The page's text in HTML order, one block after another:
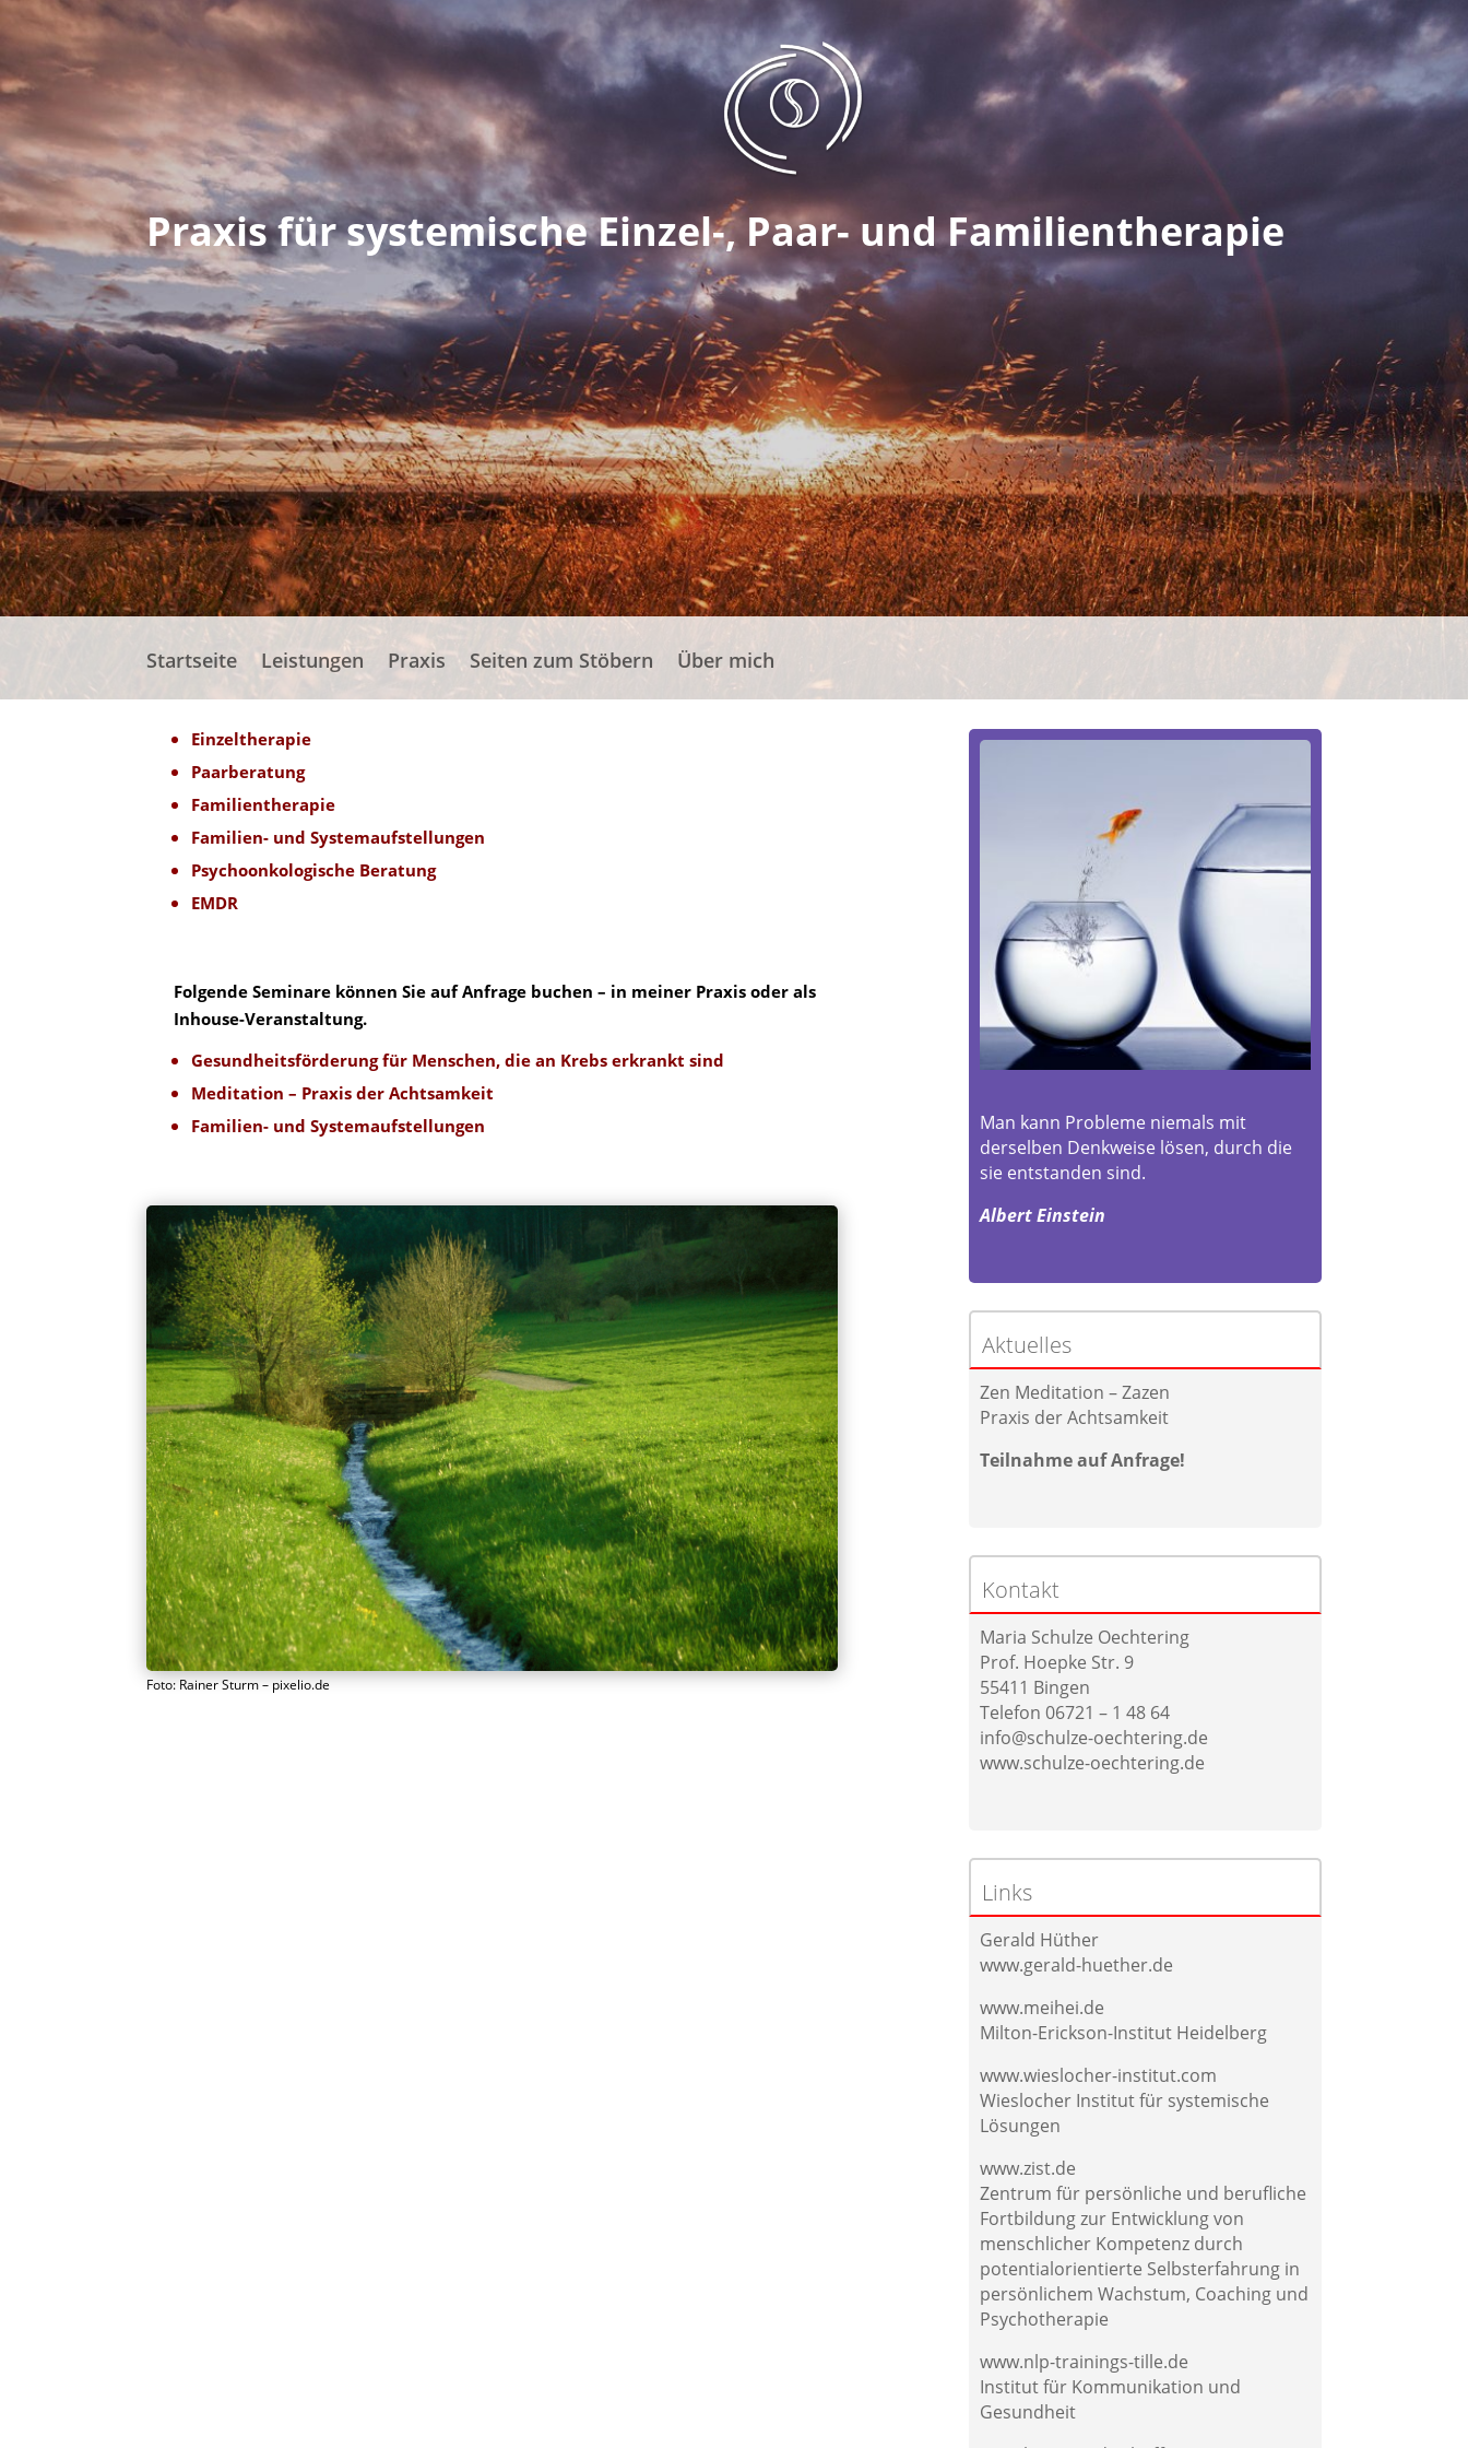
Praxis für systemische Einzel-, Paar- und Familientherapie
Startseite Leistungen Praxis Seiten zum Stöbern Über mich
Einzeltherapie
Paarberatung
Familientherapie
Familien- und Systemaufstellungen
Psychoonkologische Beratung
EMDR
Folgende Seminare können Sie auf Anfrage buchen – in meiner Praxis oder als
Inhouse-Veranstaltung.
Gesundheitsförderung für Menschen, die an Krebs erkrankt sind
Meditation – Praxis der Achtsamkeit
Familien- und Systemaufstellungen
Foto: Rainer Sturm – pixelio.de
Man kann Probleme niemals mit
derselben Denkweise lösen, durch die
sie entstanden sind.
Albert Einstein
Aktuelles
Zen Meditation – Zazen
Praxis der Achtsamkeit
Teilnahme auf Anfrage!
Kontakt
Maria Schulze Oechtering
Prof. Hoepke Str. 9
55411 Bingen
Telefon 06721 – 1 48 64
info@schulze-oechtering.de
www.schulze-oechtering.de
Links
Gerald Hüther
www.gerald-huether.de
www.meihei.de
Milton-Erickson-Institut Heidelberg
www.wieslocher-institut.com
Wieslocher Institut für systemische
Lösungen
www.zist.de
Zentrum für persönliche und berufliche
Fortbildung zur Entwicklung von
menschlicher Kompetenz durch
potentialorientierte Selbsterfahrung in
persönlichem Wachstum, Coaching und
Psychotherapie
www.nlp-trainings-tille.de
Institut für Kommunikation und
Gesundheit